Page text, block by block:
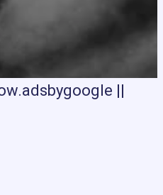
||